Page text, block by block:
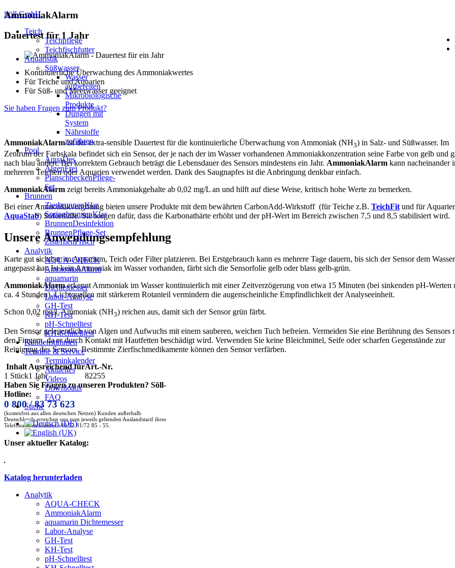
Söll GmbH
Teich
Teichpflege
Teichfischfutter
Aquaristik
Süßwasser
Wasser
aufbereiten
Mikrobiologische
Produkte
Düngen mit
System
Nährstoffe
zuführen
Pool
AquaDes
AlgenFrei
PlanschbeckenPflege-
Set
Brunnen
ZierbrunnenKlar
SpringbrunnenKlar
BrunnenDesinfektion
BrunnenPflege-Set
ZisternenFrisch
Analytik
AQUA-CHECK
AmmoniakAlarm
aquamarin
Dichtemesser
Labor-Analyse
GH-Test
KH-Test
pH-Schnelltest
KH-Schnelltest
Kundenstimmen
Termine & Service
Terminkalender
Aktuelles
Videos
Downloads
FAQ
Suche
AmmoniakAlarm
Dauertest für 1 Jahr
Kontinuierliche Überwachung des Ammoniakwertes
Für Teiche und Aquarien
Für Süß- und Meerwasser geeignet
Sie haben Fragen zum Produkt?
AmmoniakAlarmist der extra-sensible Dauertest für die kontinuierliche Überwachung von Ammoniak (NH3) in Salz- und Süßwasser. Im
Zentrum der Farbskala befindet sich ein Sensor, der je nach der im Wasser vorhandenen Ammoniakkonzentration seine Farbe von gelb und
nach blau ändert. Bei korrektem Gebrauch beträgt die Lebensdauer des Sensors mindestens ein Jahr. AmmoniakAlarm kann nacheinander
mehreren Teichen oder Aquarien verwendet werden. Dank des Saugnapfes ist die Anbringung denkbar einfach.
AmmoniakAlarm zeigt bereits Ammoniakgehalte ab 0,02 mg/L an und hilft auf diese Weise, kritisch hohe Werte zu bemerken.
Bei einer Ammoniakvergiftung bieten unsere Produkte mit dem bewährten CarbonAdd-Wirkstoff (für Teiche z.B. TeichFit und für
AquaStab) Soforthilfe. Sie sorgen dafür, dass die Karbonathärte erhöht und der pH-Wert im Bereich zwischen 7,5 und 8,5 stabilisiert wird.
Unsere Anwendungsempfehlung
Karte gut sichtbar im Aquarium, Teich oder Filter platzieren. Bei Erstgebrauch kann es mehrere Tage dauern, bis sich der Sensor dem Wasser
angepasst hat. Ist kein Ammoniak im Wasser vorhanden, färbt sich die Sensorfolie gelb oder blass gelb-grün.
AmmoniakAlarmerkennt Ammoniak im Wasser kontinuierlich mit einer Zeitverzögerung von etwa 15 Minuten (bei sinkenden pH-Werten
ca. 4 Stunden). Lichtquellen mit stärkerem Rotanteil vermindern die augenscheinliche Empfindlichkeit der Analyseeinheit.
Schon 0,02 mg/L Ammoniak (NH3) reichen aus, damit sich der Sensor grün färbt.
Den Sensor gelegentlich von Algen und Aufwuchs mit einem sauberen, weichen Tuch befreien. Vermeiden Sie eine Berührung des Sensors
den Fingern, da er durch Kontakt mit Hautfetten beschädigt wird. Verwenden Sie keine Bleichmittel, Seife oder scharfen Gegenstände zur
Reinigung des Sensors. Bestimmte Zierfischmedikamente können den Sensor verfärben.
Inhalt Ausreichend fürArt.-Nr.
1 Stück1 Jahr
82255
Haben Sie Fragen zu unseren Produkten? Söll-
Hotline:
0 800 / 83 73 623
(kostenfrei aus allen deutschen Netzen) Kunden außerhalb
Deutschlands erreichen uns zum jeweils geltenden Auslandstarif ihres
Telefonanbieters unter +49 92 81/72 85 - 55.
Unser aktueller Katalog:
Katalog herunterladen
Analytik
AQUA-CHECK
AmmoniakAlarm
aquamarin Dichtemesser
Labor-Analyse
GH-Test
KH-Test
pH-Schnelltest